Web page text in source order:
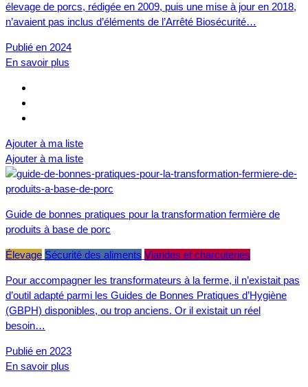
élevage de porcs, rédigée en 2009, puis une mise à jour en 2018,
n’avaient pas inclus d’éléments de l’Arrêté Biosécurité…
Publié en 2024
En savoir plus
Ajouter à ma liste
Ajouter à ma liste
Guide de bonnes pratiques pour la transformation fermière de
produits à base de porc
Élevage Sécurité des aliments Viandes et charcuteries
Pour accompagner les transformateurs à la ferme, il n’existait pas
d’outil adapté parmi les Guides de Bonnes Pratiques d’Hygiène
(GBPH) disponibles, ou trop anciens. Or il existait un réel
besoin…
Publié en 2023
En savoir plus